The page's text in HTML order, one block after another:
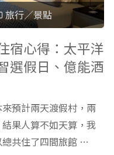
旅行／景點
宿心得：太平洋
選假日、億能酒
預計兩天渡假村，兩
果人算不如天算，我
共住了四間旅館 …